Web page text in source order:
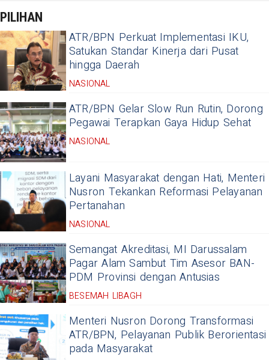
PILIHAN
ATR/BPN Perkuat Implementasi IKU,
Satukan Standar Kinerja dari Pusat
hingga Daerah
NASIONAL
ATR/BPN Gelar Slow Run Rutin, Dorong
Pegawai Terapkan Gaya Hidup Sehat
NASIONAL
Layani Masyarakat dengan Hati, Menteri
Nusron Tekankan Reformasi Pelayanan
Pertanahan
NASIONAL
Semangat Akreditasi, MI Darussalam
Pagar Alam Sambut Tim Asesor BAN-
PDM Provinsi dengan Antusias
BESEMAH LIBAGH
Menteri Nusron Dorong Transformasi
ATR/BPN, Pelayanan Publik Berorientasi
pada Masyarakat